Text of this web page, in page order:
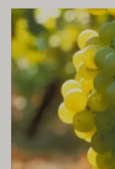
Läs mer om detta